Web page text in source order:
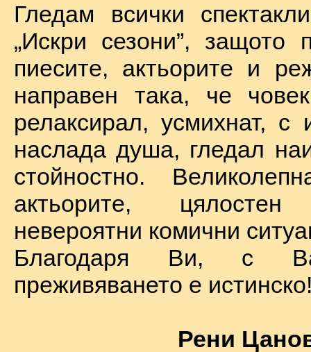
Гледам всички
„Искри сезони”, защото
пиесите, актьорите и
направен така, че
релаксирал, усмихнат, с
наслада душа, гледал
стойностно.
актьорите, цялостен
невероятни комични
Благодаря Ви, с
преживяването е
Рени